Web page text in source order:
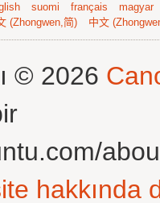
suomi français
magyar
(Zhongwen,简) 中文
© 2026
hakkında